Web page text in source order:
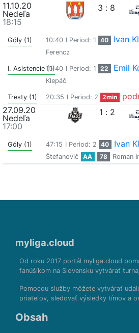
11.10.20
Nedeľa
18:15
3 : 8
Góly (1) 10:40 I Period: 1 40 Ivan
Ferencz
I. Asistencie (1)15:40 I Period: 1 22 Emil
Klepáč
Tresty (1) 20:35 I Period: 2 2min
27.09.20
Nedeľa
17:00
1 : 2
Góly (1) 47:15 I Period: 2 40 Ivan
Štefanovič
AA 78 Roman
myliga.cloud
Od roku 2017 portál myliga.cloud
fanúšikom na Slovensku vytvárať
Pomocou služby môžete vytvárať
priateľov, sledovať výsledky tímov a
Obsah